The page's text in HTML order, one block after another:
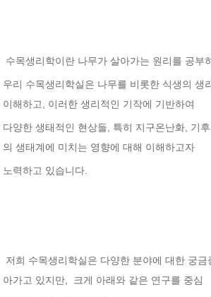
수목생리학이란 나무가 살아가는 원리를 공부
우리 수목생리학실은 나무를 비롯한 식생의 생
이해하고, 이러한 생리적인 기작에 기반하여
다양한 생태적인 현상들, 특히 지구온난화, 기
의 생태계에 미치는 영향에 대해 이해하고자
노력하고 있습니다.
저희 수목생리학실은 다양한 분야에 대한 궁
아가고 있지만, 크게 아래와 같은 연구를 중심